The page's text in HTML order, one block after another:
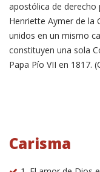
apostólica de derecho
Henriette Aymer de la
unidos en un mismo
constituyen una sola
Papa Pío VII en 1817.
Carisma